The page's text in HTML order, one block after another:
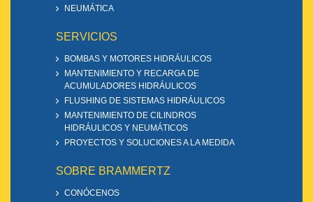
NEUMÁTICA
SERVICIOS
BOMBAS Y MOTORES HIDRÁULICOS
MANTENIMIENTO Y RECARGA DE
ACUMULADORES HIDRÁULICOS
FLUSHING DE SISTEMAS HIDRÁULICOS
MANTENIMIENTO DE CILINDROS
HIDRÁULICOS Y NEUMÁTICOS
PROYECTOS Y SOLUCIONES A LA MEDIDA
SOBRE BRAMMERTZ
CONÓCENOS